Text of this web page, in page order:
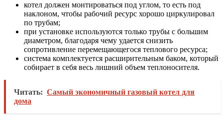
котел должен монтироваться под углом, то есть под
наклоном, чтобы рабочий ресурс хорошо циркулировал
по трубам;
при установке используются только трубы с большим
диаметром, благодаря чему удается снизить
сопротивление перемещающегося теплового ресурса;
система комплектуется расширительным баком, который
собирает в себя весь лишний объем теплоносителя.
Читать: Самый экономичный газовый котел для
дома